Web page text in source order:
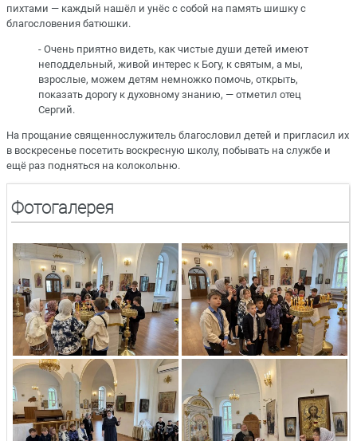
пихтами — каждый нашёл и унёс с собой на память шишку с
благословения батюшки.
- Очень приятно видеть, как чистые души детей имеют
неподдельный, живой интерес к Богу, к святым, а мы,
взрослые, можем детям немножко помочь, открыть,
показать дорогу к духовному знанию, — отметил отец
Сергий.
На прощание священнослужитель благословил детей и пригласил их
в воскресенье посетить воскресную школу, побывать на службе и
ещё раз подняться на колокольню.
Фотогалерея